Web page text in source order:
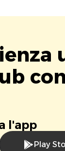
l'app
Play